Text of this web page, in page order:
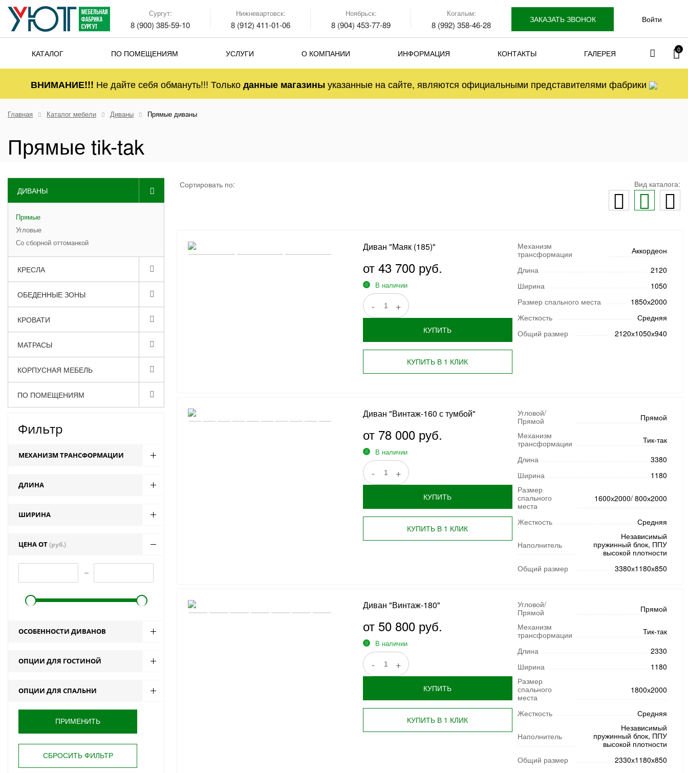
Сургут:
8 (900) 385-59-10
Нижневартовск:
8 (912) 411-01-06
Ноябрьск:
8 (904) 453-77-89
Когалым:
8 (992) 358-46-28
ЗАКАЗАТЬ ЗВОНОК Войти
КАТАЛОГ ПО ПОМЕЩЕНИЯМ УСЛУГИ О КОМПАНИИ ИНФОРМАЦИЯ КОНТАКТЫ ГАЛЕРЕЯ 0
ВНИМАНИЕ!!! Не дайте себя обмануть!!! Толькоданные магазиныуказанные на сайте, являются официальными представителями фабрики
Главная Каталог мебели Диваны Прямые диваны
Прямые tik-tak
ДИВАНЫ
Прямые
Угловые
Со сборной оттоманкой
КРЕСЛА
ОБЕДЕННЫЕ ЗОНЫ
КРОВАТИ
МАТРАСЫ
КОРПУСНАЯ МЕБЕЛЬ
ПО ПОМЕЩЕНИЯМ
Фильтр
МЕХАНИЗМ ТРАНСФОРМАЦИИ
ДЛИНА
ШИРИНА
ЦЕНА ОТ (руб.)
ОСОБЕННОСТИ ДИВАНОВ
ОПЦИИ ДЛЯ ГОСТИНОЙ
ОПЦИИ ДЛЯ СПАЛЬНИ
Сортировать по: Вид каталога:
Диван "Маяк (185)"
от 43 700 руб.
В наличии
- +
КУПИТЬ
КУПИТЬ В 1 КЛИК
Механизм
трансформации
Аккордеон
Длина
2120
Ширина
1050
Размер спального места
1850х2000
Жесткость
Средняя
Общий размер
2120х1050х940
Диван "Винтаж-160 с тумбой"
от 78 000 руб.
В наличии
- +
КУПИТЬ
КУПИТЬ В 1 КЛИК
Угловой/
Прямой
Прямой
Механизм
трансформации
Тик-так
Длина
3380
Ширина
1180
Размер
спального
места
1600х2000/ 800х2000
Жесткость Средняя
Наполнитель
Независимый
пружинный блок, ППУ
высокой плотности
Общий размер
3380х1180х850
Диван "Винтаж-180"
от 50 800 руб.
В наличии
- +
КУПИТЬ
КУПИТЬ В 1 КЛИК
Угловой/
Прямой
Прямой
Механизм
трансформации
Тик-так
Длина
2330
Ширина
1180
Размер
спального
места
1800х2000
Жесткость Средняя
Наполнитель
Независимый
пружинный блок, ППУ
высокой плотности
Общий размер
2330х1180х850